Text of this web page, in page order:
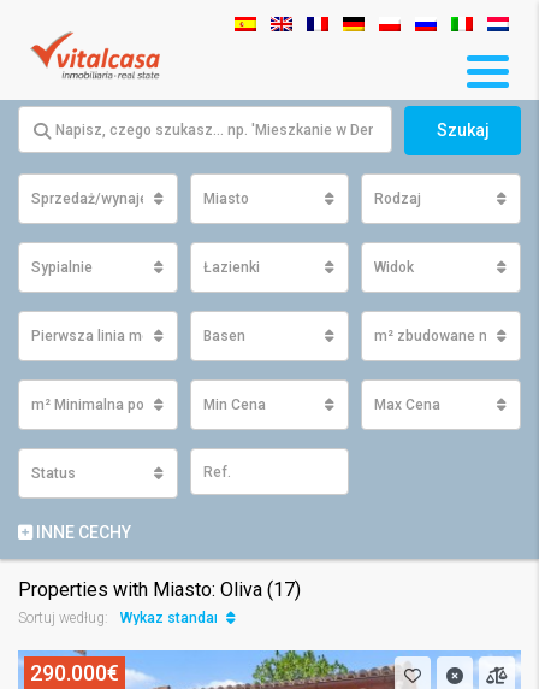
Szukaj
Sprzedaż/wynajem Miasto Rodzaj
Sypialnie Łazienki Widok
Pierwsza linia morza Basen m² zbudowane
m² Minimalna powierzchnia działki
Min Cena Max Cena
Status
INNE CECHY
Properties with Miasto: Oliva (17)
Sortuj według: Wykaz standard
290.000€